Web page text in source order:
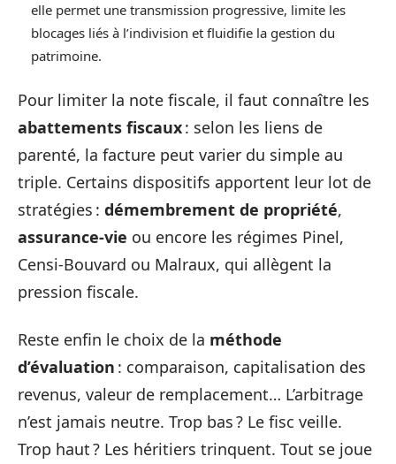
elle permet une transmission progressive, limite les
blocages liés à l’indivision et fluidifie la gestion du
patrimoine.
Pour limiter la note fiscale, il faut connaître les
abattements fiscaux: selon les liens de
parenté, la facture peut varier du simple au
triple. Certains dispositifs apportent leur lot de
stratégies : démembrement de propriété,
assurance-vie ou encore les régimes Pinel,
Censi-Bouvard ou Malraux, qui allègent la
pression fiscale.
Reste enfin le choix de la méthode
d’évaluation : comparaison, capitalisation des
revenus, valeur de remplacement… L’arbitrage
n’est jamais neutre. Trop bas ? Le fisc veille.
Trop haut ? Les héritiers trinquent. Tout se joue